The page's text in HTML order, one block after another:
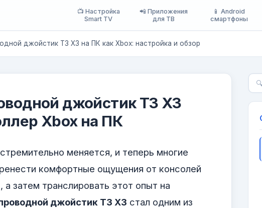
📺 Настройка
Smart TV
📲 Приложения
для ТВ
📱 Android
смартфоны
джойстик T3 X3 на ПК как Xbox: настройка и обзор
джойстик T3 X3
Xbox на ПК
меняется, и теперь многие
комфортные ощущения от консолей
затем транслировать этот опыт на
джойстик T3 X3 стал одним из